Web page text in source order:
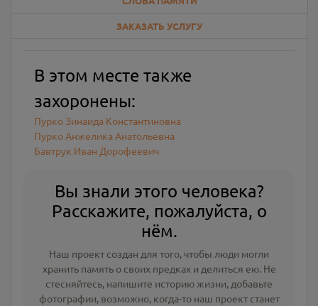
ЗАКАЗАТЬ УСЛУГУ
В этом месте также
захоронены:
Пурко Зинаида Константиновна
Пурко Анжелика Анатольевна
Бавтрук Иван Дорофеевич
Вы знали этого человека?
Расскажите, пожалуйста, о
нём.
Наш проект создан для того, чтобы люди могли
хранить память о своих предках и делиться ею. Не
стесняйтесь, напишите историю жизни, добавьте
фотографии, возможно, когда-то наш проект станет